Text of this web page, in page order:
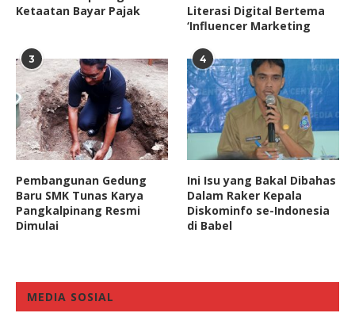
Ketaatan Bayar Pajak
Literasi Digital Bertema
‘Influencer Marketing
3
Pembangunan Gedung
Baru SMK Tunas Karya
Pangkalpinang Resmi
Dimulai
4
Ini Isu yang Bakal Dibahas
Dalam Raker Kepala
Diskominfo se-Indonesia
di Babel
MEDIA SOSIAL